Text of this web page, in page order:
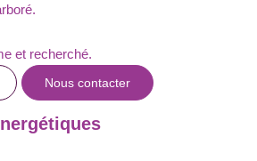
et recherché.
Nous contacter